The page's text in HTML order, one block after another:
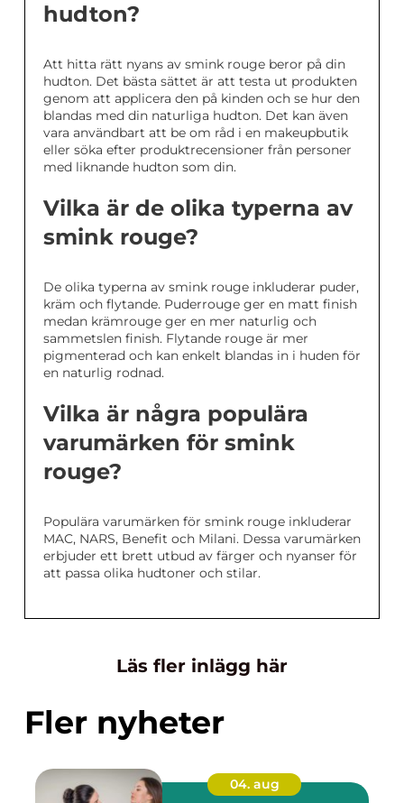
hudton?
Att hitta rätt nyans av smink rouge beror på din
hudton. Det bästa sättet är att testa ut produkten
genom att applicera den på kinden och se hur den
blandas med din naturliga hudton. Det kan även
vara användbart att be om råd i en makeupbutik
eller söka efter produktrecensioner från personer
med liknande hudton som din.
Vilka är de olika typerna av
smink rouge?
De olika typerna av smink rouge inkluderar puder,
kräm och flytande. Puderrouge ger en matt finish
medan krämrouge ger en mer naturlig och
sammetslen finish. Flytande rouge är mer
pigmenterad och kan enkelt blandas in i huden för
en naturlig rodnad.
Vilka är några populära
varumärken för smink
rouge?
Populära varumärken för smink rouge inkluderar
MAC, NARS, Benefit och Milani. Dessa varumärken
erbjuder ett brett utbud av färger och nyanser för
att passa olika hudtoner och stilar.
Läs fler inlägg här
Fler nyheter
04. aug